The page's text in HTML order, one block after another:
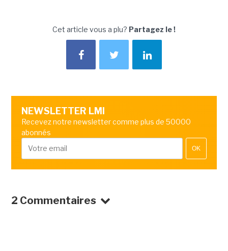
Cet article vous a plu? Partagez le !
NEWSLETTER LMI
Recevez notre newsletter comme plus de 50000
abonnés
OK
2 Commentaires